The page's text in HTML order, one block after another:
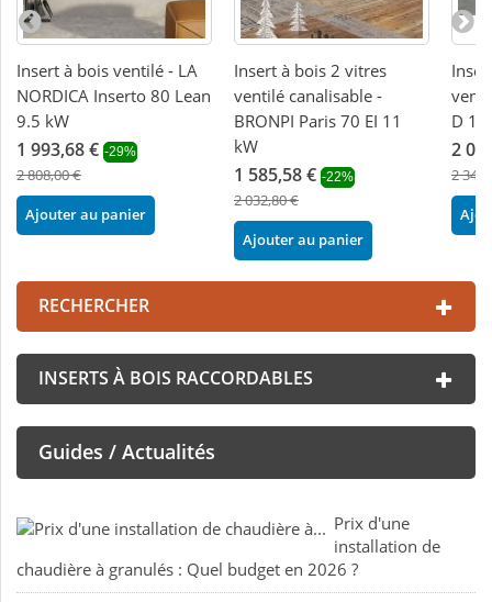
Insert à bois ventilé - LA
NORDICA Inserto 80 Lean
9.5 kW
1 993,68 € -29%
2 808,00 €
Ajouter au panier
Insert à bois 2 vitres
ventilé canalisable -
BRONPI Paris 70 EI 11
kW
1 585,58 € -22%
2 032,80 €
Ajouter au panier
D
2
2
RECHERCHER
INSERTS À BOIS RACCORDABLES
Guides / Actualités
Prix d'une
installation de
chaudière à granulés : Quel budget en 2026 ?